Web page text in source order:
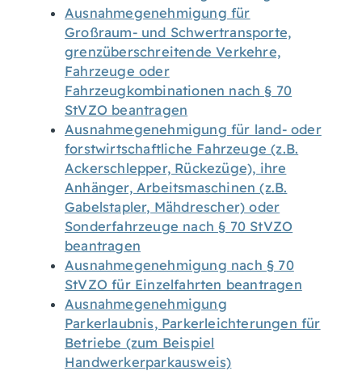
Ausnahmegenehmigung für
Großraum- und Schwertransporte,
grenzüberschreitende Verkehre,
Fahrzeuge oder
Fahrzeugkombinationen nach § 70
StVZO beantragen
Ausnahmegenehmigung für land- oder
forstwirtschaftliche Fahrzeuge (z.B.
Ackerschlepper, Rückezüge), ihre
Anhänger, Arbeitsmaschinen (z.B.
Gabelstapler, Mähdrescher) oder
Sonderfahrzeuge nach § 70 StVZO
beantragen
Ausnahmegenehmigung nach § 70
StVZO für Einzelfahrten beantragen
Ausnahmegenehmigung
Parkerlaubnis, Parkerleichterungen für
Betriebe (zum Beispiel
Handwerkerparkausweis)